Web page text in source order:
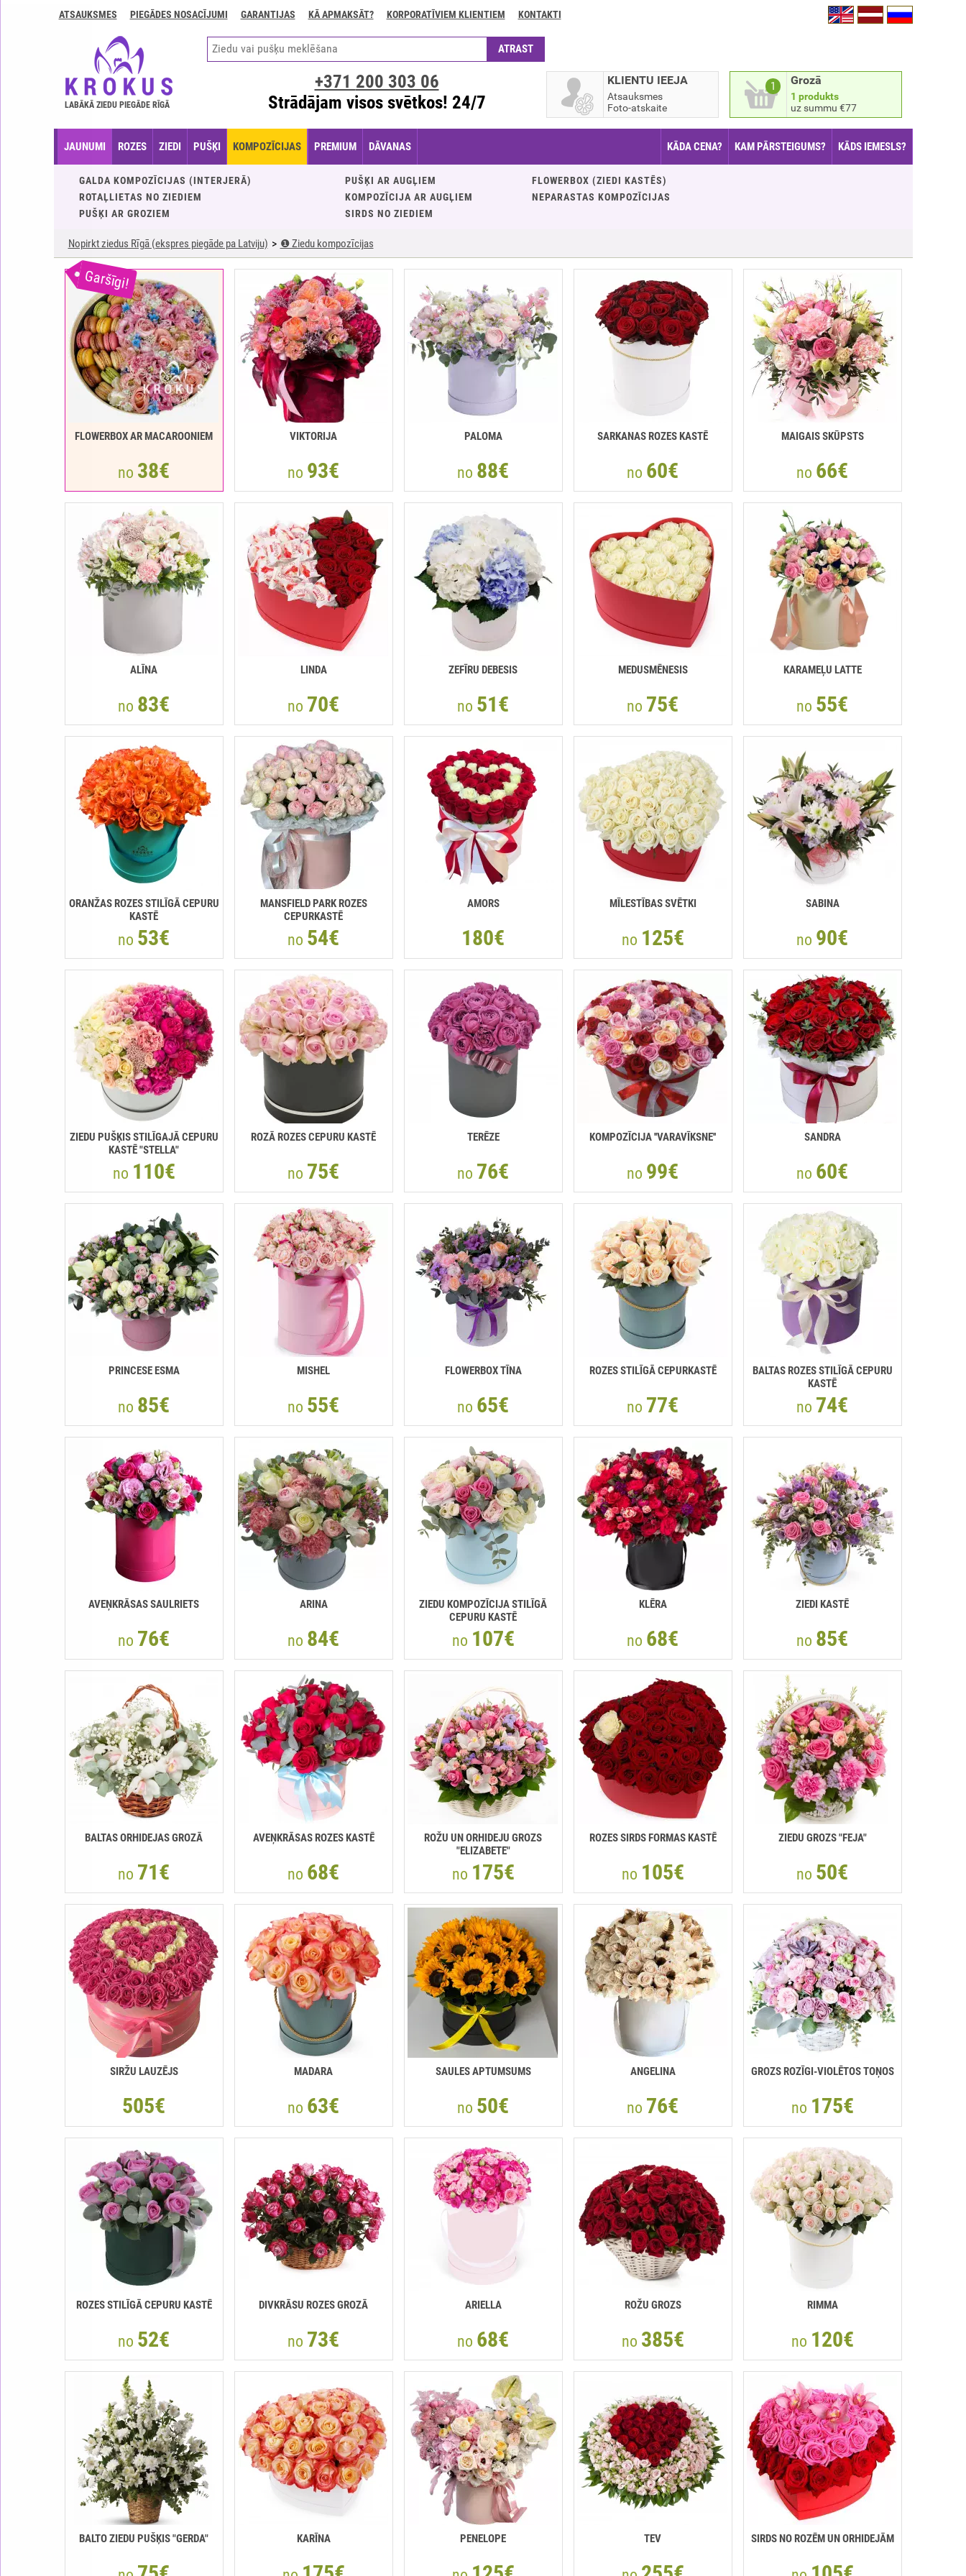
GARANTIJAS
apmaksāt?
ATSAUKSMES PIEGĀDES NOSACĪJUMI GARANTIJAS KĀ APMAKSĀT? KORPORATĪVIEM KLIENTIEM KONTAKTI
LABĀKĀ ZIEDU PIEGĀDE RĪGĀ
1 Grozā
1 produkts
uz summu €77
KLIENTU IEEJA
Atsauksmes
Foto-atskaite
+371 200 303 06
Strādājam visos svētkos! 24/7
JAUNUMI ROZES ZIEDI PUŠĶI KOMPOZĪCIJAS PREMIUM DĀVANAS KĀDA CENA? KAM PĀRSTEIGUMS? KĀDS IEMESLS?
GALDA KOMPOZĪCIJAS (INTERJERĀ)
ROTAĻLIETAS NO ZIEDIEM
PUŠĶI AR GROZIEM
PUŠĶI AR AUGĻIEM
KOMPOZĪCIJA AR AUGĻIEM
SIRDS NO ZIEDIEM
FLOWERBOX (ZIEDI KASTĒS)
NEPARASTAS KOMPOZĪCIJAS
Nopirkt ziedus Rīgā (ekspres piegāde pa Latviju) ❶ Ziedu kompozīcijas
Garšīgi!
FLOWERBOX AR MACAROONIEM
no 38€
VIKTORIJA
no 93€
PALOMA
no 88€
SARKANAS ROZES KASTĒ
no 60€
MAIGAIS SKŪPSTS
no 66€
ALĪNA
no 83€
LINDA
no 70€
ZEFĪRU DEBESIS
no 51€
MEDUSMĒNESIS
no 75€
KARAMEĻU LATTE
no 55€
ORANŽAS ROZES STILĪGĀ CEPURU
KASTĒ
no 53€
MANSFIELD PARK ROZES
CEPURKASTĒ
no 54€
AMORS
180€
MĪLESTĪBAS SVĒTKI
no 125€
SABINA
no 90€
ZIEDU PUŠĶIS STILĪGAJĀ CEPURU
KASTĒ "STELLA"
no 110€
ROZĀ ROZES CEPURU KASTĒ
no 75€
TERĒZE
no 76€
KOMPOZĪCIJA ''VARAVĪKSNE''
no 99€
SANDRA
no 60€
PRINCESE ESMA
no 85€
MISHEL
no 55€
FLOWERBOX TĪNA
no 65€
ROZES STILĪGĀ CEPURKASTĒ
no 77€
BALTAS ROZES STILĪGĀ CEPURU
KASTĒ
no 74€
AVEŅKRĀSAS SAULRIETS
no 76€
ARINA
no 84€
ZIEDU KOMPOZĪCIJA STILĪGĀ
CEPURU KASTĒ
no 107€
KLĒRA
no 68€
ZIEDI KASTĒ
no 85€
BALTAS ORHIDEJAS GROZĀ
no 71€
AVEŅKRĀSAS ROZES KASTĒ
no 68€
ROŽU UN ORHIDEJU GROZS
"ELIZABETE"
no 175€
ROZES SIRDS FORMAS KASTĒ
no 105€
ZIEDU GROZS "FEJA"
no 50€
SIRŽU LAUZĒJS
505€
MADARA
no 63€
SAULES APTUMSUMS
no 50€
ANGELINA
no 76€
GROZS ROZĪGI-VIOLĒTOS TOŅOS
no 175€
ROZES STILĪGĀ CEPURU KASTĒ
no 52€
DIVKRĀSU ROZES GROZĀ
no 73€
ARIELLA
no 68€
ROŽU GROZS
no 385€
RIMMA
no 120€
BALTO ZIEDU PUŠĶIS "GERDA" KARĪNA PENELOPE TEV SIRDS NO ROZĒM UN ORHIDEJĀM